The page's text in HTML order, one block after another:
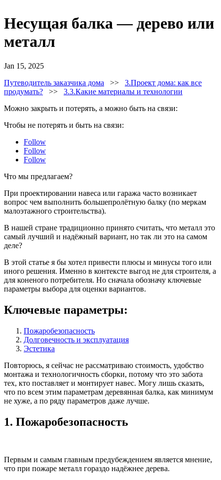
Несущая балка — дерево или
металл
Jan 15, 2025
Путеводитель заказчика дома >> 3.Проект дома: как все
продумать? >> 3.3.Какие материалы и технологии
Можно закрыть и потерять, а можно быть на связи:
Чтобы не потерять и быть на связи:
Follow
Follow
Follow
Что мы предлагаем?
При проектировании навеса или гаража часто возникает
вопрос чем выполнить большепролётную балку (по меркам
малоэтажного строительства).
В нашей стране традиционно принято считать, что металл это
самый лучший и надёжный вариант, но так ли это на самом
деле?
В этой статье я бы хотел привести плюсы и минусы того или
иного решения. Именно в контексте выгод не для строителя, а
для коненого потребителя. Но сначала обозначу ключевые
параметры выбора для оценки вариантов.
Ключевые параметры:
Пожаробезопасность
Долговечность и эксплуатация
Эстетика
Повторюсь, я сейчас не рассматриваю стоимость, удобство
монтажа и технологичность сборки, потому что это забота
тех, кто поставляет и монтирует навес. Могу лишь сказать,
что по всем этим параметрам деревянная балка, как минимум
не хуже, а по ряду параметров даже лучше.
1. Пожаробезопасность
Первым и самым главным предубеждением является мнение,
что при пожаре металл гораздо надёжнее дерева.